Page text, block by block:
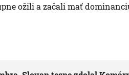
ožili a začali mať